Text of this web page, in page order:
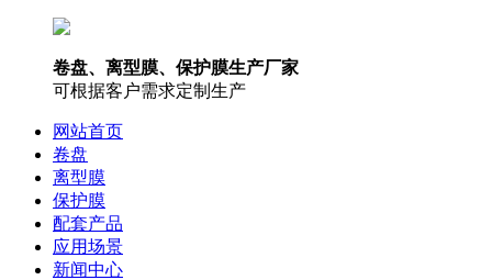
卷盘、离型膜、保护膜生产厂家
可根据客户需求定制生产
网站首页
卷盘
离型膜
保护膜
配套产品
应用场景
新闻中心